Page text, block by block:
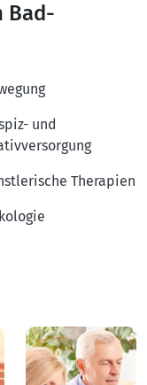
Bad-
und
Therapien